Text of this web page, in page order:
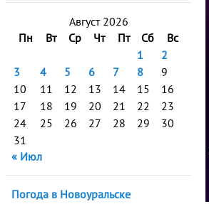
Август 2026
Пн
Вт Ср Чт Пт Сб
Вс
1
2
3
4 5 6 7 8
9
10
11 12 13 14 15
16
17
18 19 20 21 22
23
24
25 26 27 28 29
30
31
« Июл
Погода в Новоуральске